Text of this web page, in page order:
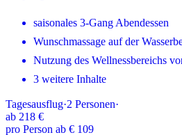
saisonales 3-Gang Abendessen
Wunschmassage auf der
Nutzung des Wellnessbereichs
3 weitere Inhalte
Tagesausflug·2 Personen·
ab 218 €
pro Person ab € 109